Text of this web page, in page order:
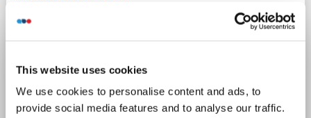
This website uses cookies
We use cookies to personalise content and ads, to
provide social media features and to analyse our traffic.
Sandwich ELISA
N° du produit ABIN5593822
Fiche technique Détails